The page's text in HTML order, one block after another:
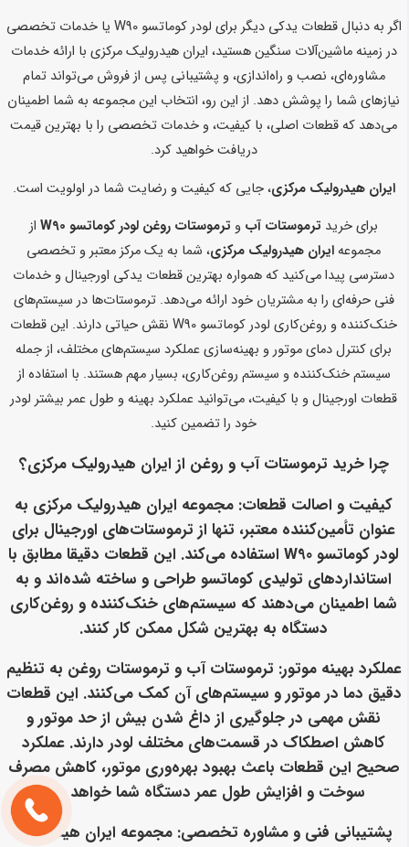
اگر به دنبال قطعات یدکی دیگر برای لودر کوماتسو W90 یا خدمات تخصصی
در زمینه ماشین‌آلات سنگین هستید، ایران هیدرولیک مرکزی با ارائه خدمات
مشاوره‌ای، نصب و راه‌اندازی، و پشتیبانی پس از فروش می‌تواند تمام
نیازهای شما را پوشش دهد. از این رو، انتخاب این مجموعه به شما اطمینان
می‌دهد که قطعات اصلی، با کیفیت، و خدمات تخصصی را با بهترین قیمت
دریافت خواهید کرد.
ایران هیدرولیک مرکزی، جایی که کیفیت و رضایت شما در اولویت است.
برای خرید ترموستات آب و ترموستات روغن لودر کوماتسو W90
از
مجموعهایران هیدرولیک مرکزی، شما به یک مرکز معتبر و تخصصی
دسترسی پیدا می‌کنید که همواره بهترین قطعات یدکی اورجینال و خدمات
فنی حرفه‌ای را به مشتریان خود ارائه می‌دهد. ترموستات‌ها در سیستم‌های
خنک‌کننده و روغن‌کاری لودر کوماتسو W90 نقش حیاتی دارند. این قطعات
برای کنترل دمای موتور و بهینه‌سازی عملکرد سیستم‌های مختلف، از جمله
سیستم خنک‌کننده و سیستم روغن‌کاری، بسیار مهم هستند. با استفاده از
قطعات اورجینال و با کیفیت، می‌توانید عملکرد بهینه و طول عمر بیشتر لودر
خود را تضمین کنید.
چرا خرید ترموستات آب و روغن از ایران هیدرولیک مرکزی؟
کیفیت و اصالت قطعات: مجموعه ایران هیدرولیک مرکزی به
عنوان تأمین‌کننده معتبر، تنها از ترموستات‌های اورجینال برای
لودر کوماتسو W90 استفاده می‌کند. این قطعات دقیقا مطابق با
استانداردهای تولیدی کوماتسو طراحی و ساخته شده‌اند و به
شما اطمینان می‌دهند که سیستم‌های خنک‌کننده و روغن‌کاری
دستگاه به بهترین شکل ممکن کار کنند.
عملکرد بهینه موتور: ترموستات آب و ترموستات روغن به تنظیم
دقیق دما در موتور و سیستم‌های آن کمک می‌کنند. این قطعات
نقش مهمی در جلوگیری از داغ شدن بیش از حد موتور و
کاهش اصطکاک در قسمت‌های مختلف لودر دارند. عملکرد
صحیح این قطعات باعث بهبود بهره‌وری موتور، کاهش مصرف
سوخت و افزایش طول عمر دستگاه شما خواهد شد.
پشتیبانی فنی و مشاوره تخصصی: مجموعه ایران هیدرولیک